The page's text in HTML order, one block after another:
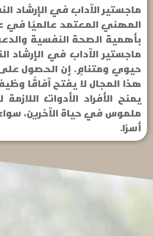
ماجستير الآداب في الإرشاد
المهني المعتمد عالميًا في
بأهمية الصحة النفسية
ماجستير الآداب في
حيوي ومتنامٍ. إن الحصول
هذا المجال لا يفتح آفاقًا
يمنح الأفراد الأدوات
ملموس في حياة الآخرين، سواء
أسرًا.